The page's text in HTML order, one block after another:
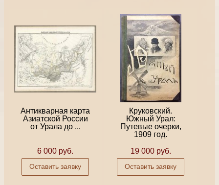
Антикварная карта
Азиатской России
от Урала до ...
6 000 руб.
Оставить заявку
Круковский.
Южный Урал:
Путевые очерки,
1909 год.
19 000 руб.
Оставить заявку